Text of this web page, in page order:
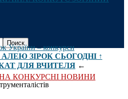
АЛЕЮ ЗІРОК СЬОГОДНІ ↑
ДЛЯ ВЧИТЕЛЯ←
КОНКУРСНІ НОВИНИ